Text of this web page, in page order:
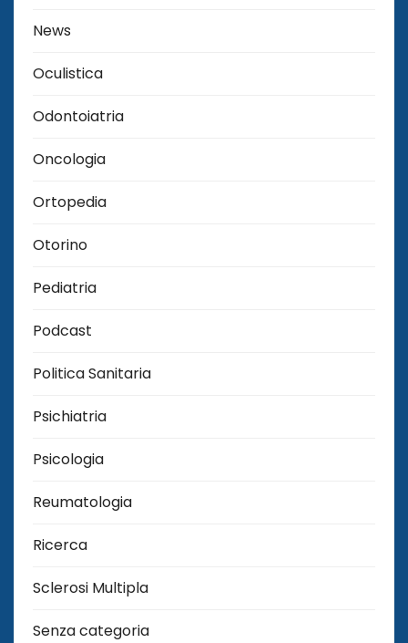
News
Oculistica
Odontoiatria
Oncologia
Ortopedia
Otorino
Pediatria
Podcast
Politica Sanitaria
Psichiatria
Psicologia
Reumatologia
Ricerca
Sclerosi Multipla
Senza categoria